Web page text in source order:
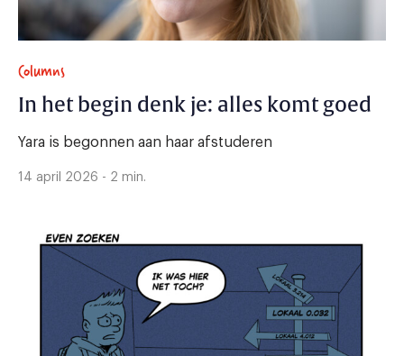
Columns
In het begin denk je: alles komt goed
Yara is begonnen aan haar afstuderen
14 april 2026 - 2 min.